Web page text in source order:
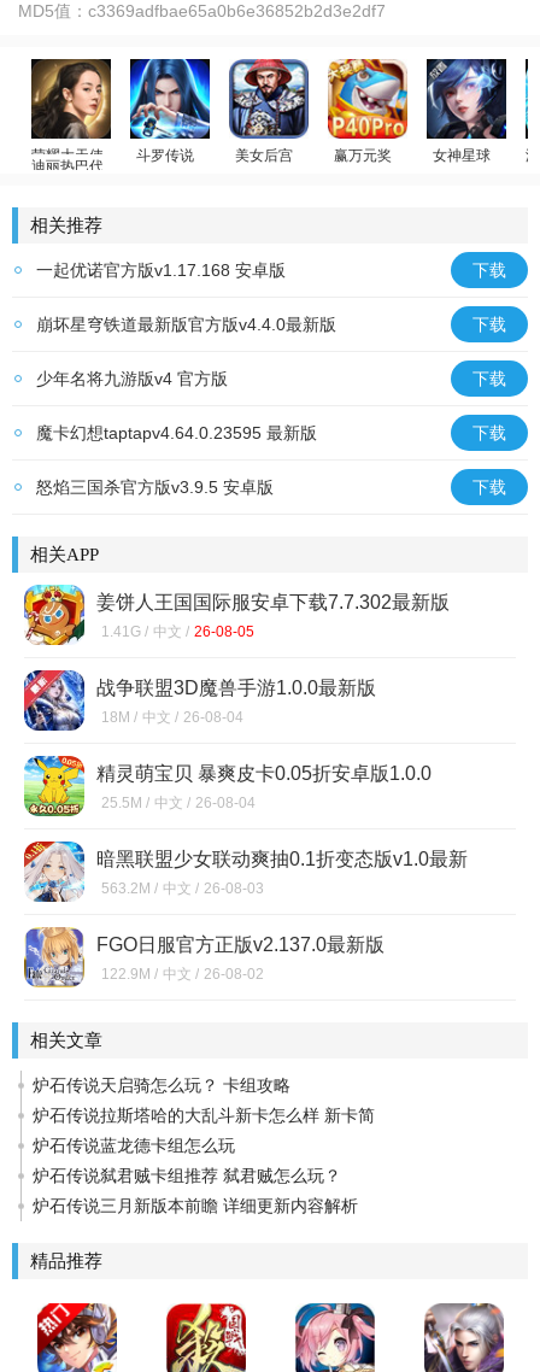
MD5值： c3369adfbae65a0b6e36852b2d3e2df7
迪丽热巴代言
斗罗传说
美女后宫
赢万元奖
女神星球
相关推荐
一起优诺官方版v1.17.168 安卓版 下载
崩坏星穹铁道最新版官方版v4.4.0最新版 下载
少年名将九游版v4 官方版 下载
魔卡幻想taptapv4.64.0.23595 最新版 下载
怒焰三国杀官方版v3.9.5 安卓版 下载
相关APP
姜饼人王国国际服安卓下载7.7.302最新版
1.41G / 中文 / 26-08-05
战争联盟3D魔兽手游1.0.0最新版
18M / 中文 / 26-08-04
精灵萌宝贝 暴爽皮卡0.05折安卓版1.0.0
25.5M / 中文 / 26-08-04
暗黑联盟少女联动爽抽0.1折变态版v1.0最新
版
563.2M / 中文 / 26-08-03
FGO日服官方正版v2.137.0最新版
122.9M / 中文 / 26-08-02
相关文章
炉石传说天启骑怎么玩？ 卡组攻略
炉石传说拉斯塔哈的大乱斗新卡怎么样 新卡简
炉石传说蓝龙德卡组怎么玩
炉石传说弑君贼卡组推荐 弑君贼怎么玩？
炉石传说三月新版本前瞻 详细更新内容解析
精品推荐